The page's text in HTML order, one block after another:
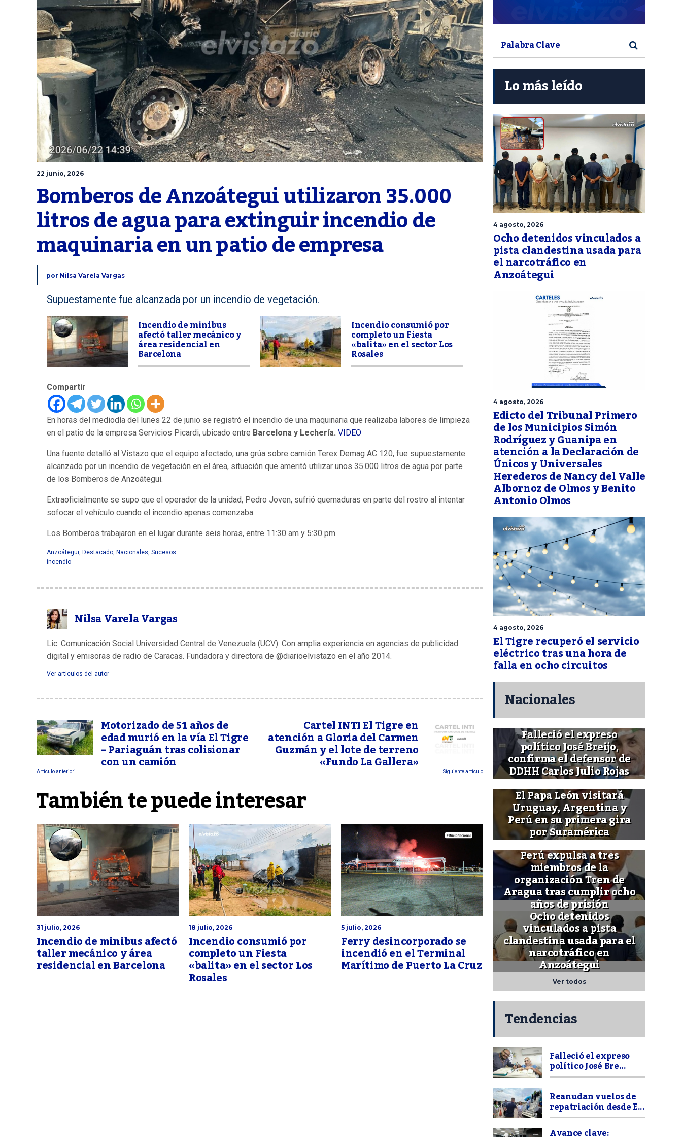
22 junio, 2026
Bomberos de Anzoátegui utilizaron 35.000
litros de agua para extinguir incendio de
maquinaria en un patio de empresa
por Nilsa Varela Vargas
Supuestamente fue alcanzada por un incendio de vegetación.
Incendio de minibus
afectó taller mecánico y
área residencial en
Barcelona
Incendio consumió por
completo un Fiesta
«balita» en el sector Los
Rosales
Compartir
En horas del mediodía del lunes 22 de junio se registró el incendio de una maquinaria que realizaba labores de limpieza
en el patio de la empresa Servicios Picardi, ubicado entre Barcelona y Lechería. VIDEO
Una fuente detalló al Vistazo que el equipo afectado, una grúa sobre camión Terex Demag AC 120, fue supuestamente
alcanzado por un incendio de vegetación en el área, situación que ameritó utilizar unos 35.000 litros de agua por parte
de los Bomberos de Anzoátegui.
Extraoficialmente se supo que el operador de la unidad, Pedro Joven, sufrió quemaduras en parte del rostro al intentar
sofocar el vehículo cuando el incendio apenas comenzaba.
Los Bomberos trabajaron en el lugar durante seis horas, entre 11:30 am y 5:30 pm.
Anzoátegui, Destacado, Nacionales, Sucesos
incendio
Nilsa Varela Vargas
Lic. Comunicación Social Universidad Central de Venezuela (UCV). Con amplia experiencia en agencias de publicidad
digital y emisoras de radio de Caracas. Fundadora y directora de @diarioelvistazo en el año 2014.
Ver articulos del autor
Motorizado de 51 años de
edad murió en la vía El Tigre
– Pariaguán tras colisionar
con un camión
Articulo anteriori
Cartel INTI El Tigre en
atención a Gloria del Carmen
Guzmán y el lote de terreno
«Fundo La Gallera» Siguiente articulo
También te puede interesar
31 julio, 2026
Incendio de minibus afectó
taller mecánico y área
residencial en Barcelona
18 julio, 2026
Incendio consumió por
completo un Fiesta
«balita» en el sector Los
Rosales
5 julio, 2026
Ferry desincorporado se
incendió en el Terminal
Marítimo de Puerto La Cruz
Lo más leído
4 agosto, 2026
Ocho detenidos vinculados a
pista clandestina usada para
el narcotráfico en
Anzoátegui
4 agosto, 2026
Edicto del Tribunal Primero
de los Municipios Simón
Rodríguez y Guanipa en
atención a la Declaración de
Únicos y Universales
Herederos de Nancy del Valle
Albornoz de Olmos y Benito
Antonio Olmos
4 agosto, 2026
El Tigre recuperó el servicio
eléctrico tras una hora de
falla en ocho circuitos
Nacionales
Falleció el expreso
político José Breijo,
confirma el defensor de
DDHH Carlos Julio Rojas
El Papa León visitará
Uruguay, Argentina y
Perú en su primera gira
por Suramérica
Perú expulsa a tres
miembros de la
organización Tren de
Aragua tras cumplir ocho
años de prisión
Ocho detenidos
vinculados a pista
clandestina usada para el
narcotráfico en
Anzoátegui
Ver todos
Tendencias
Falleció el expreso
político José Bre...
Reanudan vuelos de
repatriación desde E...
Avance clave: